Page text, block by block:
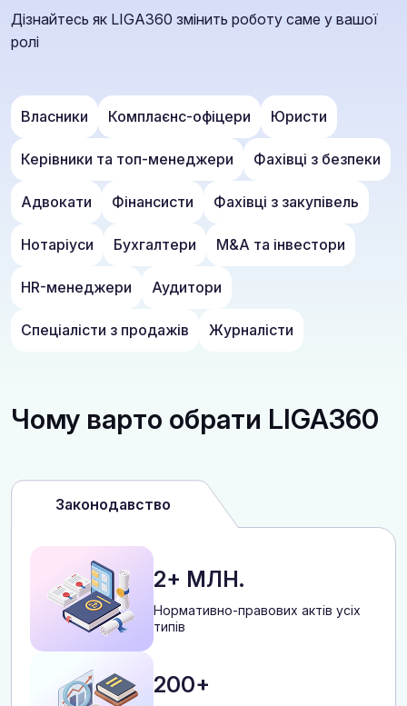
Дізнайтесь як LIGA360 змінить роботу саме у вашої
ролі
Власники Комплаєнс-офіцери Юристи
Керівники та топ-менеджери Фахівці з безпеки
Адвокати Фінансисти Фахівці з закупівель
Нотаріуси Бухгалтери M&A та інвестори
HR-менеджери Аудитори
Спеціалісти з продажів Журналісти
Чому варто обрати LIGA360
Законодавство
2+ МЛН.
Нормативно-правових актів усіх
типів
200+